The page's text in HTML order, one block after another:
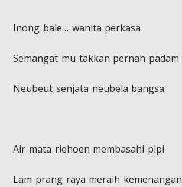
​Inong bale… wanita perkasa
Semangat mu takkan pernah padam
Neubeut senjata neubela bangsa
​Air mata riehoen membasahi pipi
Lam prang raya meraih kemenangan